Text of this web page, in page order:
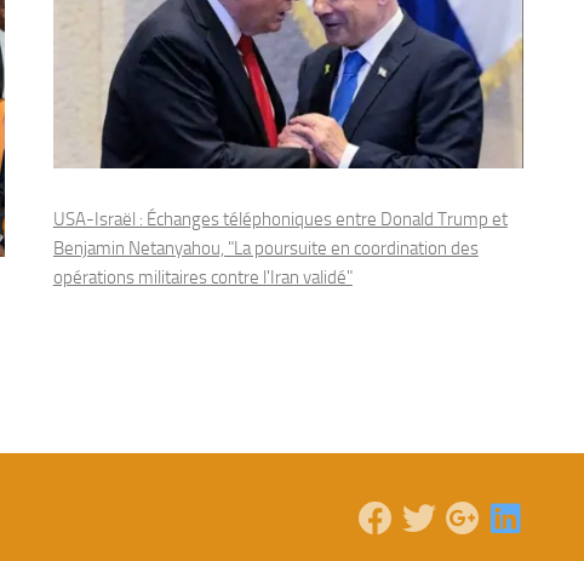
USA-Israël : Échanges téléphoniques entre Donald Trump et
Benjamin Netanyahou, "La poursuite en coordination des
opérations militaires contre l'Iran validé"